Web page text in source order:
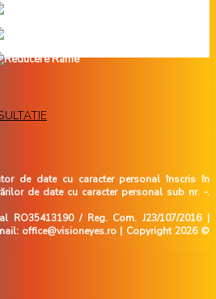
de date cu caracter personal înscris în
de date cu caracter personal sub nr. -.
RO35413190 / Reg. Com. J23/107/2016 |
office@visioneyes.ro | Copyright 2026 ©